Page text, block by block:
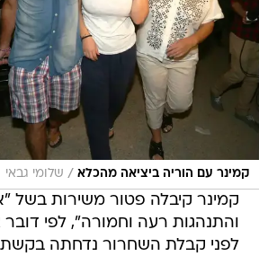
קמינר עם הוריה ביציאה מהכלא / שלומי גבאי
קמינר קיבלה פטור משירות בשל
והתנהגות רעה וחמורה", לפי
לפני קבלת השחרור נדחתה